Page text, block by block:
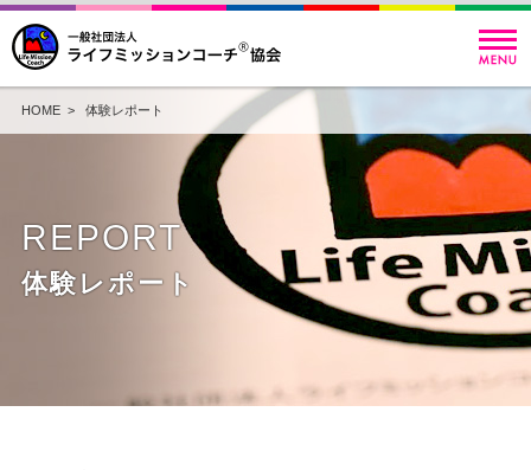
HOME> 体験レポート
REPORT
体験レポート